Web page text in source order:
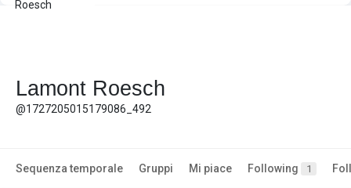
Lamont Roesch
@1727205015179086_492
Sequenza temporale Gruppi Mi piace Following 1